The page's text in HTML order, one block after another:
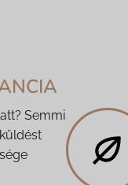
Semmi